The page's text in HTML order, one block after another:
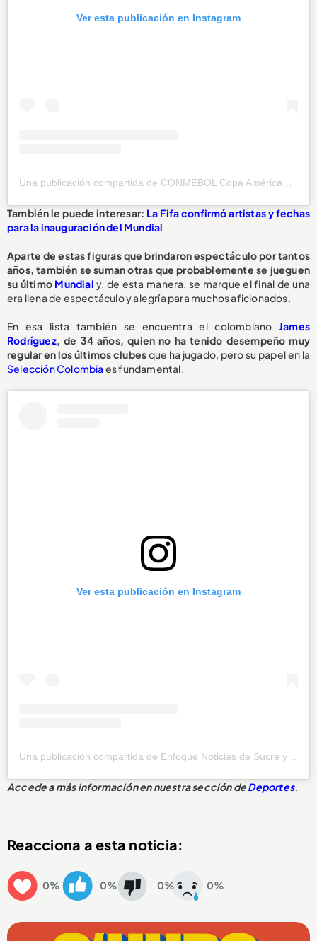
Ver esta publicación en Instagram
También le puede interesar: La Fifa confirmó artistas y fechas
para la inauguración del Mundial
Aparte de estas figuras que brindaron espectáculo por tantos
años, también se suman otras que probablemente se jueguen
su último Mundial y, de esta manera, se marque el final de una
era llena de espectáculo y alegría para muchos aficionados.
En esa lista también se encuentra el colombiano James
Rodríguez, de 34 años, quien no ha tenido desempeño muy
regular en los últimos clubesque ha jugado, pero su papel en la
Selección Colombia es fundamental.
Ver esta publicación en Instagram
Una publicación compartida de Enfoque Noticias de Sucre y Sincelejo (@enfoque_col)
Accede a más información en nuestra sección deDeportes.
Reacciona a esta noticia:
0% 0% 0% 0%